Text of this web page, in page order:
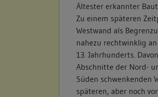
Ältester erkannter
Zu einem späteren
Westwand als
nahezu rechtwinklig
13. Jahrhunderts.
Abschnitte der Nord-
Süden schwenkenden
späteren, aber noch